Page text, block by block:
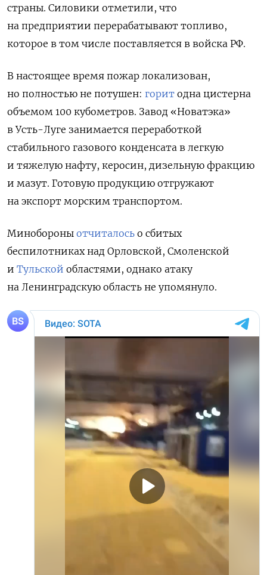
страны. Силовики отметили, что
на предприятии перерабатывают топливо,
которое в том числе поставляется в войска РФ.
В настоящее время пожар локализован,
но полностью не потушен: горит одна цистерна
объемом 100 кубометров. Завод «Новатэка»
в Усть-Луге занимается переработкой
стабильного газового конденсата в легкую
и тяжелую нафту, керосин, дизельную фракцию
и мазут. Готовую продукцию отгружают
на экспорт морским транспортом.
Минобороны отчиталось о сбитых
беспилотниках над Орловской, Смоленской
и Тульской областями, однако атаку
на Ленинградскую область не упомянуло.